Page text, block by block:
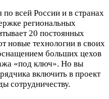
всей России и в странах
региональных
20 постоянных
новые технологии в своих
больших цехов
«под ключ». Но вы
включить в проект
сотрудничеству.